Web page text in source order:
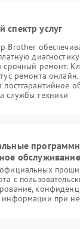
спектр услуг
Brother
срочный ремонт.
ремонта
постгарантийное
службы техники
с
информации при